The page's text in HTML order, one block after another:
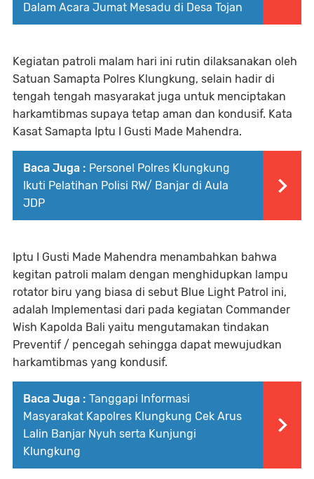
Dalam Acara Jumat Mesadu di Desa Tojan
Kegiatan patroli malam hari ini rutin dilaksanakan oleh
Satuan Samapta Polres Klungkung, selain hadir di
tengah tengah masyarakat juga untuk menciptakan
harkamtibmas supaya tetap aman dan kondusif. Kata
Kasat Samapta Iptu I Gusti Made Mahendra.
Baca Juga : Personel Polres Klungkung
Ikuti Pelatihan Polisi RW/ Banjar di Aula
JDP
Iptu I Gusti Made Mahendra menambahkan bahwa
kegitan patroli malam dengan menghidupkan lampu
rotator biru yang biasa di sebut Blue Light Patrol ini,
adalah Implementasi dari pada kegiatan Commander
Wish Kapolda Bali yaitu mengutamakan tindakan
Preventif / pencegah sehingga dapat mewujudkan
harkamtibmas yang kondusif.
Baca Juga : Tanggapi Informasi
Masyarakat Kapolres Klungkung Cek Arus
Lalin Banjar Nyuh serta Kunjungi
Klungkung